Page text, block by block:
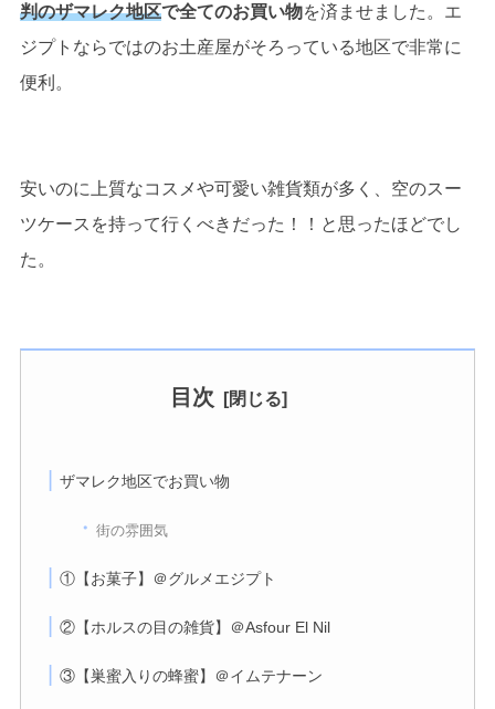
判のザマレク地区で全てのお買い物を済ませました。エ
ジプトならではのお土産屋がそろっている地区で非常に
便利。
安いのに上質なコスメや可愛い雑貨類が多く、空のスー
ツケースを持って行くべきだった！！と思ったほどでし
た。
目次
ザマレク地区でお買い物
街の雰囲気
①【お菓子】＠グルメエジプト
②【ホルスの目の雑貨】＠Asfour El Nil
③【巣蜜入りの蜂蜜】＠イムテナーン